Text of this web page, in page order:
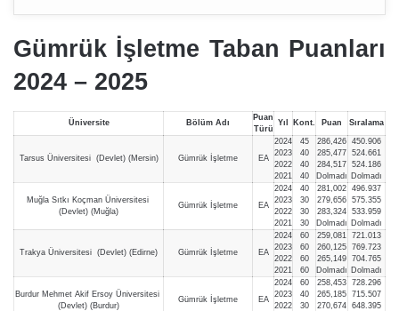
Gümrük İşletme Taban Puanları
2024 – 2025
Üniversite Bölüm Adı
Puan
Türü
Yıl Kont. Puan Sıralama
Tarsus Üniversitesi (Devlet) (Mersin) Gümrük İşletme EA
2024
2023
2022
2021
45
40
40
40
286,426
285,477
284,517
Dolmadı
450.906
524.661
524.186
Dolmadı
Muğla Sıtkı Koçman Üniversitesi
(Devlet) (Muğla)
Gümrük İşletme EA
2024
2023
2022
2021
40
30
30
30
281,002
279,656
283,324
Dolmadı
496.937
575.355
533.959
Dolmadı
Trakya Üniversitesi (Devlet) (Edirne) Gümrük İşletme EA
2024
2023
2022
2021
60
60
60
60
259,081
260,125
265,149
Dolmadı
721.013
769.723
704.765
Dolmadı
Burdur Mehmet Akif Ersoy Üniversitesi
(Devlet) (Burdur)
Gümrük İşletme EA
2024
2023
2022
60
40
30
258,453
265,185
270,674
728.296
715.507
648.395